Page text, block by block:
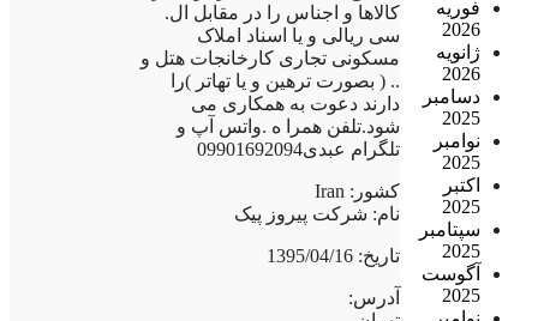
فوریه
2026
ژانویه
2026
دسامبر
2025
نوامبر
2025
اکتبر
2025
سپتامبر
2025
آگوست
2025
کالاها و اجناس را در مقابل ال.
سی ریالی و یا اسناد املاک
مسکونی تجاری کارخانجات هتل و
.. ( بصورت ترهین و یا تهاتر )را
دارند دعوت به همکاری می
شود.تلفن همرا ه .واتس آپ و
تلگرام عبدی09901692094
کشور: Iran
نام: شرکت پیروز پیک
تاریخ: 1395/04/16
آدرس: